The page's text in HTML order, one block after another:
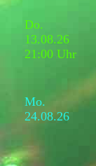
Do.
13.08.26
21:00 Uhr
Mo.
24.08.26